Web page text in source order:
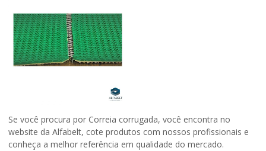
Se você procura por Correia corrugada, você encontra no
website da Alfabelt, cote produtos com nossos profissionais e
conheça a melhor referência em qualidade do mercado.